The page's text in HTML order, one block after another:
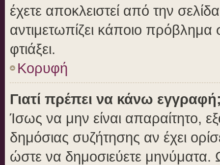
έχετε αποκλειστεί από την
αντιμετωπίζει κάποιο πρόβλημα
φτιάξει.
Κορυφή
Γιατί πρέπει να κάνω
Ίσως να μην είναι απαραίτητο,
δημόσιας συζήτησης αν έχει
ώστε να δημοσιεύετε μηνύματα.